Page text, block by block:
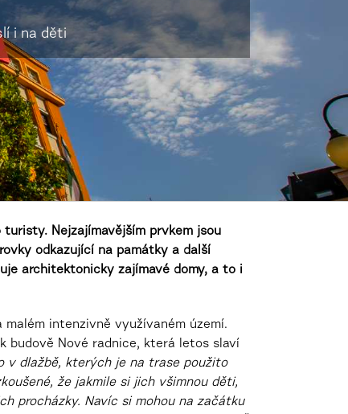
i na děti
Nejzajímavějším prvkem jsou
odkazující na památky a další
architektonicky zajímavé domy, a to i
intenzivně využívaném území.
budově Nové radnice, která letos slaví
v dlažbě, kterých je na trase použito
že jakmile si jich všimnou děti,
procházky. Navíc si mohou na začátku